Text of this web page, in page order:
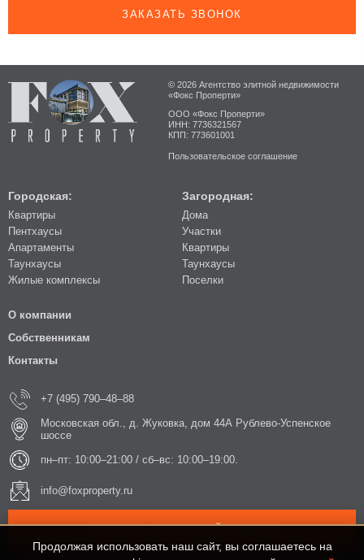
ЗАКАЗАТЬ ЗВОНОК
© 2026 Агентство элитной недвижимости
«Фокс Проперти»
ООО «Фокс Проперти»
ИНН: 7736321567
КПП: 773601001
Пользовательское соглашение
Городская:
Квартиры
Пентхаусы
Апартаменты
Таунхаусы
Жилые комплексы
Загородная:
Дома
Участки
Квартиры
Таунхаусы
Поселки
О компании
Собственникам
Контакты
+7 (495) 790–48–88
Московская обл., д. Жуковка, дом 44А Рублево-Успенское
шоссе
пн–пт: 10:00–21:00 / сб–вс: 10:00–19:00.
info@foxproperty.ru
ЗАКАЗАТЬ ОБРАТНЫЙ ЗВОНОК
Продолжая использовать наш сайт, вы соглашаетесь на